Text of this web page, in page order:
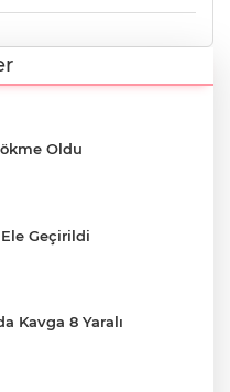
Oldu
Geçirildi
Kavga 8 Yaralı